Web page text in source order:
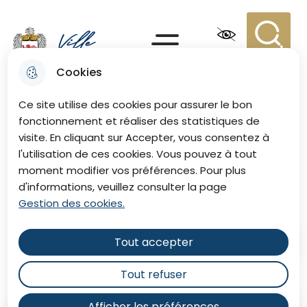
Cookies
Ce site utilise des cookies pour assurer le bon
fonctionnement et réaliser des statistiques de
visite. En cliquant sur Accepter, vous consentez à
l'utilisation de ces cookies. Vous pouvez à tout
moment modifier vos préférences. Pour plus
d'informations, veuillez consulter la page
Gestion des cookies.
Tout accepter
Tout refuser
menu
recherche
principal
Consulter
le plan du
site
Menu principal
Menu
Chemins d’Amour par
Michel Ciry